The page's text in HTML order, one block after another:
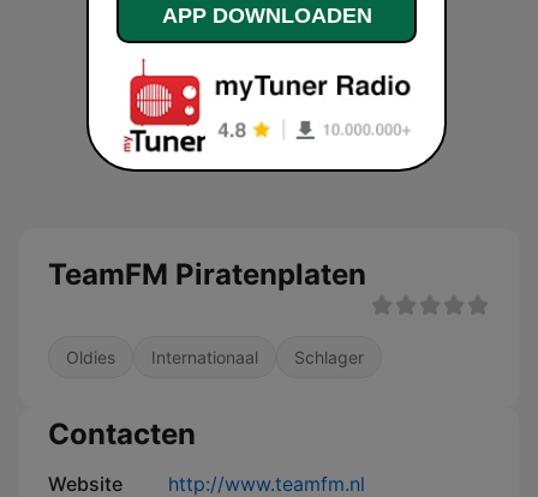
TeamFM Piratenplaten
Oldies Internationaal Schlager
Contacten
Website http://www.teamfm.nl
APP DOWNLOADEN